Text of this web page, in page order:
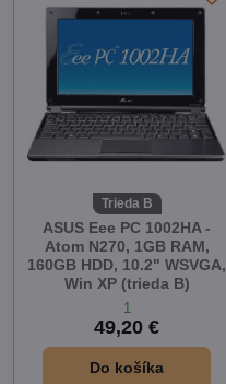
Trieda B
ASUS Eee PC 1002HA -
Atom N270, 1GB RAM,
160GB HDD, 10.2" WSVGA,
Win XP (trieda B)
1
49,20 €
Do košíka